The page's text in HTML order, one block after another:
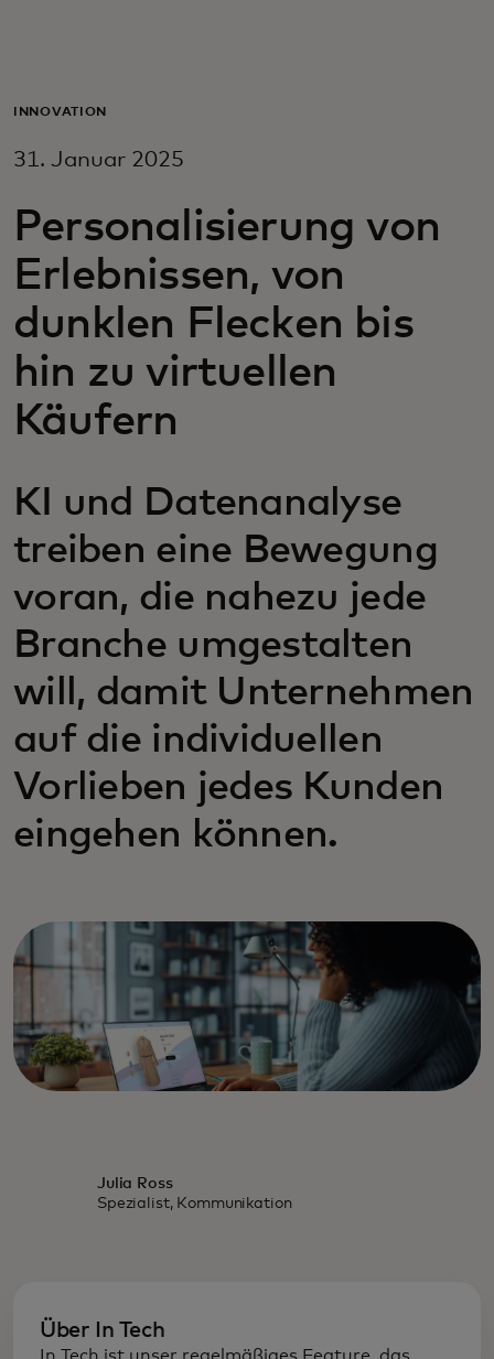
Für Unternehmen
Für Innovatoren
Neuigkeiten und Trends
INNOVATION
31. Januar 2025
Personalisierung von
Erlebnissen, von
dunklen Flecken bis
hin zu virtuellen
Käufern
KI und Datenanalyse
treiben eine Bewegung
voran, die nahezu jede
Branche umgestalten
will, damit Unternehmen
auf die individuellen
Vorlieben jedes Kunden
eingehen können.
Julia Ross
Spezialist, Kommunikation
Über In Tech